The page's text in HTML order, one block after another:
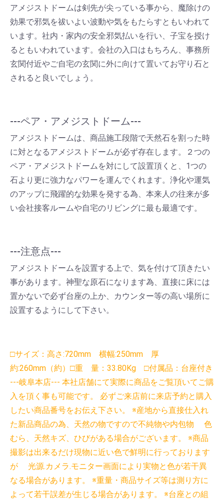
アメジストドームは剣先が尖っている事から、魔除けの
効果で邪気を祓いよい波動や気をもたらすともいわれて
います。社内・家内の安全邪気払いを行い、子宝を授け
るともいわれています。会社の入口はもちろん、事務所
玄関付近やご自宅の玄関に外に向けて置いてお守り石と
されると良いでしょう。
---ペア・アメジストドーム---
アメジストドームは、商品施工段階で天然石を割った時
に対となるアメジストドームが必ず存在します。２つの
ペア・アメジストドームを対にして設置頂くと、1つの
石より更に強力なパワーを運んでくれます。浄化や運気
のアップに飛躍的な効果を発する為、本来人の往来が多
い会社接客ルームや自宅のリビングに最も最適です。
---注意点---
アメジストドームを設置する上で、気を付けて頂きたい
事があります。神聖な原石になります為、直接に床には
置かないで必ず台座の上か、カウンター等の高い場所に
設置するようにして下さい。
□サイズ：高さ:720mm 横幅:250mm 厚
約:260mm（約）□重 量：33.80Kg □付属品：台座付き
---岐阜本店--- 本社店舗にて実際に商品をご覧頂いてご購
入を頂く事も可能です。 必ずご来店前に来店予約と購入
したい商品番号をお伝え下さい。 ※産地から直接仕入れ
た新品商品の為、天然の物ですので不純物や内包物 色
むら、天然キズ、ひびがある場合がございます。 ※商品
撮影は出来るだけ現物に近い色で鮮明に行っております
が 光源.カメラ.モニター画面により実物と色が若干異
なる場合があります。 ※重量・商品サイズ等は測り方に
よって若干誤差が生じる場合があります。 ※台座との組